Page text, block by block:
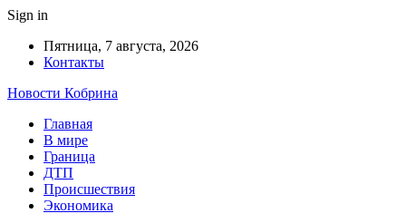
Sign in
Пятница, 7 августа, 2026
Контакты
Новости Кобрина
Главная
В мире
Граница
ДТП
Происшествия
Экономика